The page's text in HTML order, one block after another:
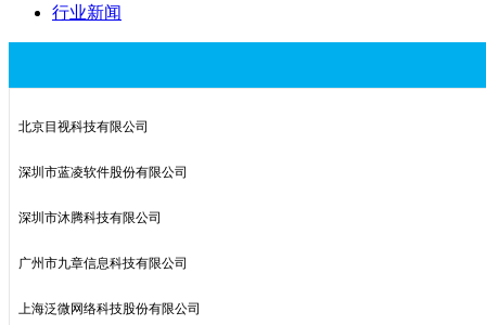
行业新闻
北京目视科技有限公司
深圳市蓝凌软件股份有限公司
深圳市沐腾科技有限公司
广州市九章信息科技有限公司
上海泛微网络科技股份有限公司